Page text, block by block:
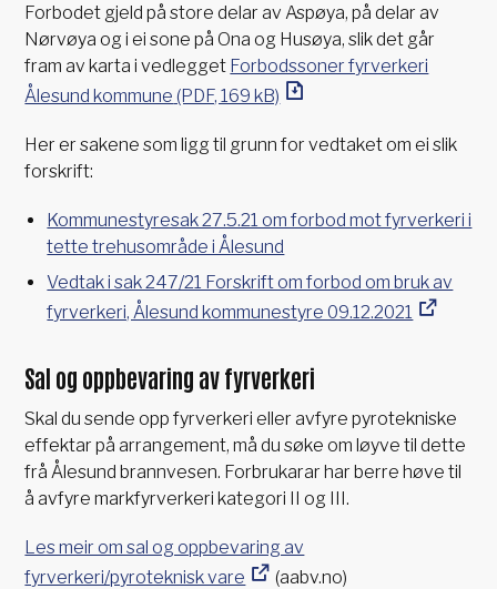
Forbodet gjeld på store delar av Aspøya, på delar av
Nørvøya og i ei sone på Ona og Husøya, slik det går
fram av karta i vedlegget Forbodssoner fyrverkeri
Ålesund kommune (PDF, 169 kB)
Her er sakene som ligg til grunn for vedtaket om ei slik
forskrift:
Kommunestyresak 27.5.21 om forbod mot fyrverkeri i
tette trehusområde i Ålesund
Vedtak i sak 247/21 Forskrift om forbod om bruk av
fyrverkeri, Ålesund kommunestyre 09.12.2021
Sal og oppbevaring av fyrverkeri
Skal du sende opp fyrverkeri eller avfyre pyrotekniske
effektar på arrangement, må du søke om løyve til dette
frå Ålesund brannvesen. Forbrukarar har berre høve til
å avfyre markfyrverkeri kategori II og III.
Les meir om sal og oppbevaring av
fyrverkeri/pyroteknisk vare
(aabv.no)